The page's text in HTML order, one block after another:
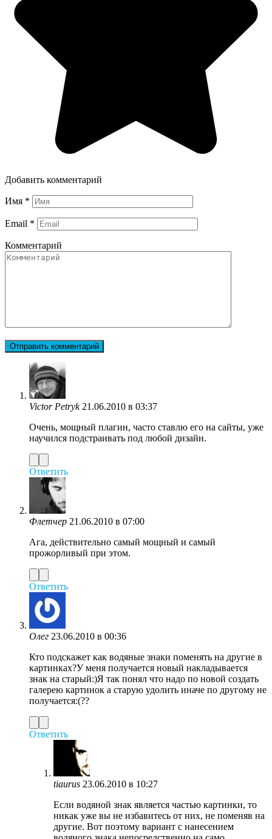
Добавить комментарий
Имя *
Email *
Комментарий
Victor Petryk 21.06.2010 в 03:37
Очень, мощный плагин, часто ставлю его на сайты, уже
научился подстраивать под любой дизайн.
Ответить
Флетчер 21.06.2010 в 07:00
Ага, действительно самый мощный и самый
прожорливый при этом.
Ответить
Олег 23.06.2010 в 00:36
Кто подскажет как водяные знаки поменять на другие в
картинках?У меня получается новый накладывается
знак на старый:)Я так понял что надо по новой создать
галерею картинок а старую удолить иначе по другому не
получается:(??
Ответить
tiaurus 23.06.2010 в 10:27
Если водяной знак является частью картинки, то
никак уже вы не избавитесь от них, не поменяв на
другие. Вот поэтому вариант с нанесением